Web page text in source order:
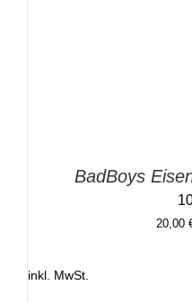
BadBoys
20,00
inkl. MwSt.